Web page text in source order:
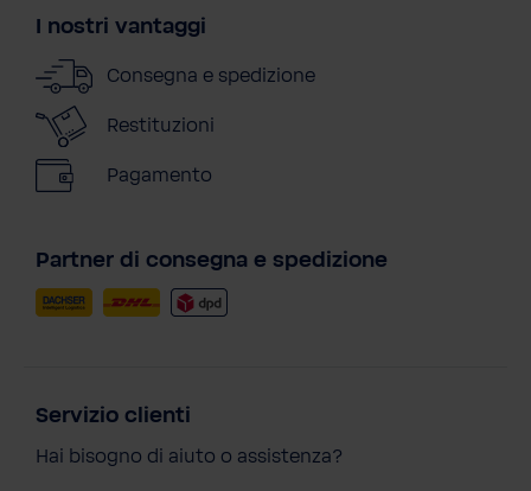
I nostri vantaggi
Consegna e spedizione
Restituzioni
Pagamento
Partner di consegna e spedizione
Servizio clienti
Hai bisogno di aiuto o assistenza?